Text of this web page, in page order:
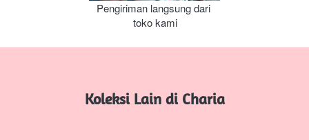
Pengiriman langsung dari
toko kami
Koleksi Lain di Charia